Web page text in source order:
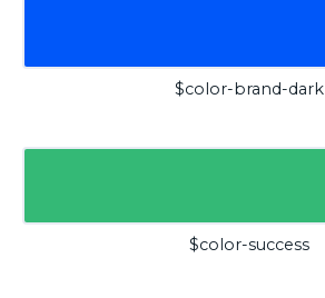
$color-brand-dark
$color-success